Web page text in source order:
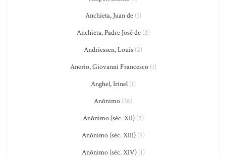
Anchieta, Juan de(1)
Anchieta, Padre José de(2)
Andriessen, Louis (2)
Anerio, Giovanni Francesco(1)
Anghel, Irinel(1)
Anônimo (38)
Anônimo (séc. XII)(2)
Anônimo (séc. XIII)(5)
Anônimo (séc. XIV)(1)